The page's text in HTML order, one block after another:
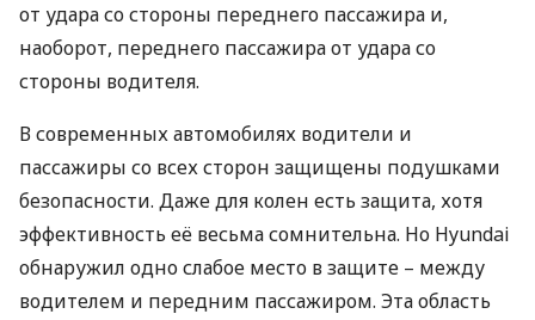
от удара со стороны переднего пассажира и,
наоборот, переднего пассажира от удара со
стороны водителя.
В современных автомобилях водители и
пассажиры со всех сторон защищены подушками
безопасности. Даже для колен есть защита, хотя
эффективность её весьма сомнительна. Но Hyundai
обнаружил одно слабое место в защите – между
водителем и передним пассажиром. Эта область